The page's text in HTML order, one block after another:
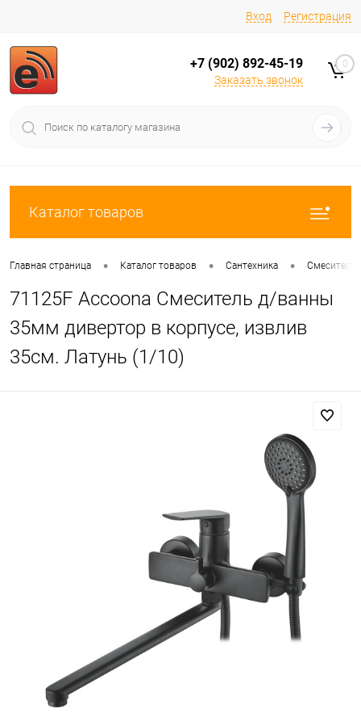
Вход Регистрация
+7 (902) 892-45-19
Заказать звонок
0
Каталог товаров
Главная страница • Каталог товаров • Сантехника • Смесители
71125F Accoona Смеситель д/ванны
35мм дивертор в корпусе, извлив
35см. Латунь (1/10)